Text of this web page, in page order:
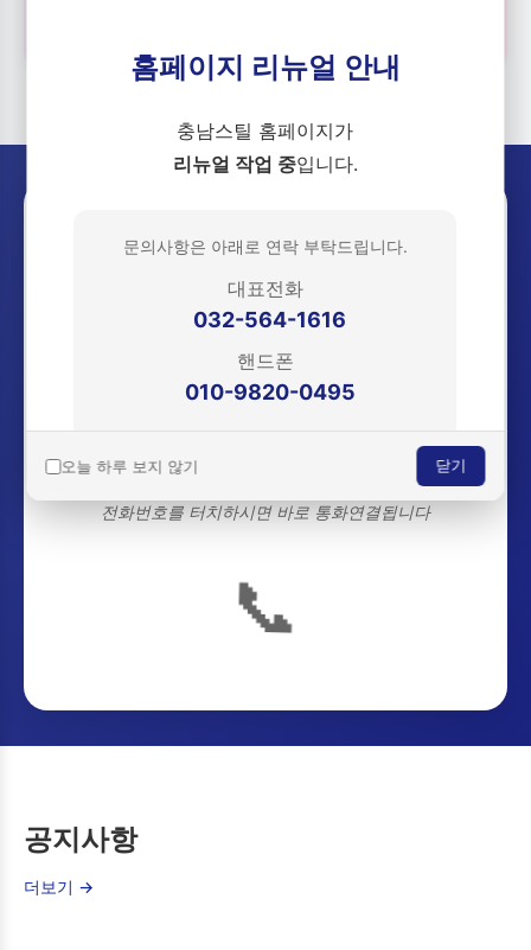
궁금한 점이 있으신가요? 지금
바로 연락주세요!
문의 :
010-9820-0495
(영업부 김영건 실장)
전화번호를 터치하시면 바로 통화연결됩니다
📞
공지사항
더보기 →
홈페이지 리뉴얼 안내
충남스틸 홈페이지가
리뉴얼 작업 중입니다.
문의사항은 아래로 연락 부탁드립니다.
대표전화
032-564-1616
핸드폰
010-9820-0495
더 나은 서비스로 찾아뵙겠습니다.
감사합니다.
오늘 하루 보지 않기 닫기